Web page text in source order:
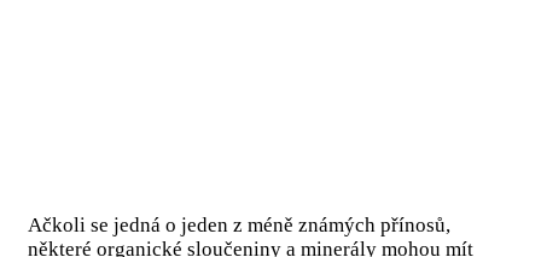
Ačkoli se jedná o jeden z méně známých přínosů,
některé organické sloučeniny a minerály mohou mít